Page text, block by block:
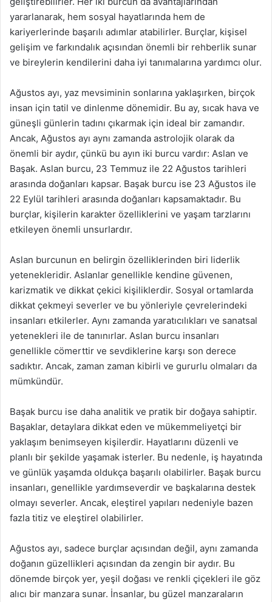
yararlanarak, hem sosyal hayatlarında hem de
kariyerlerinde başarılı adımlar atabilirler. Burçlar, kişisel
gelişim ve farkındalık açısından önemli bir rehberlik sunar
ve bireylerin kendilerini daha iyi tanımalarına yardımcı olur.
Ağustos ayı, yaz mevsiminin sonlarına yaklaşırken, birçok
insan için tatil ve dinlenme dönemidir. Bu ay, sıcak hava ve
güneşli günlerin tadını çıkarmak için ideal bir zamandır.
Ancak, Ağustos ayı aynı zamanda astrolojik olarak da
önemli bir aydır, çünkü bu ayın iki burcu vardır: Aslan ve
Başak. Aslan burcu, 23 Temmuz ile 22 Ağustos tarihleri
arasında doğanları kapsar. Başak burcu ise 23 Ağustos ile
22 Eylül tarihleri arasında doğanları kapsamaktadır. Bu
burçlar, kişilerin karakter özelliklerini ve yaşam tarzlarını
etkileyen önemli unsurlardır.
Aslan burcunun en belirgin özelliklerinden biri liderlik
yetenekleridir. Aslanlar genellikle kendine güvenen,
karizmatik ve dikkat çekici kişiliklerdir. Sosyal ortamlarda
dikkat çekmeyi severler ve bu yönleriyle çevrelerindeki
insanları etkilerler. Aynı zamanda yaratıcılıkları ve sanatsal
yetenekleri ile de tanınırlar. Aslan burcu insanları
genellikle cömerttir ve sevdiklerine karşı son derece
sadıktır. Ancak, zaman zaman kibirli ve gururlu olmaları da
mümkündür.
Başak burcu ise daha analitik ve pratik bir doğaya sahiptir.
Başaklar, detaylara dikkat eden ve mükemmeliyetçi bir
yaklaşım benimseyen kişilerdir. Hayatlarını düzenli ve
planlı bir şekilde yaşamak isterler. Bu nedenle, iş hayatında
ve günlük yaşamda oldukça başarılı olabilirler. Başak burcu
insanları, genellikle yardımseverdir ve başkalarına destek
olmayı severler. Ancak, eleştirel yapıları nedeniyle bazen
fazla titiz ve eleştirel olabilirler.
Ağustos ayı, sadece burçlar açısından değil, aynı zamanda
doğanın güzellikleri açısından da zengin bir aydır. Bu
dönemde birçok yer, yeşil doğası ve renkli çiçekleri ile göz
alıcı bir manzara sunar. İnsanlar, bu güzel manzaraların